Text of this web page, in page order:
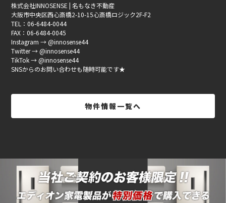
株式会社INNOSENSE | 名もなき不動産
大阪市中央区西心斎橋2-10-15心斎橋ロジック2F-F2
TEL：06-6484-0044
FAX：06-6484-0045
Instagram → @innosense44
Twitter → @innosense44
TikTok → @innosense44
SNSからのお問い合わせも随時可能です★
物件情報一覧へ